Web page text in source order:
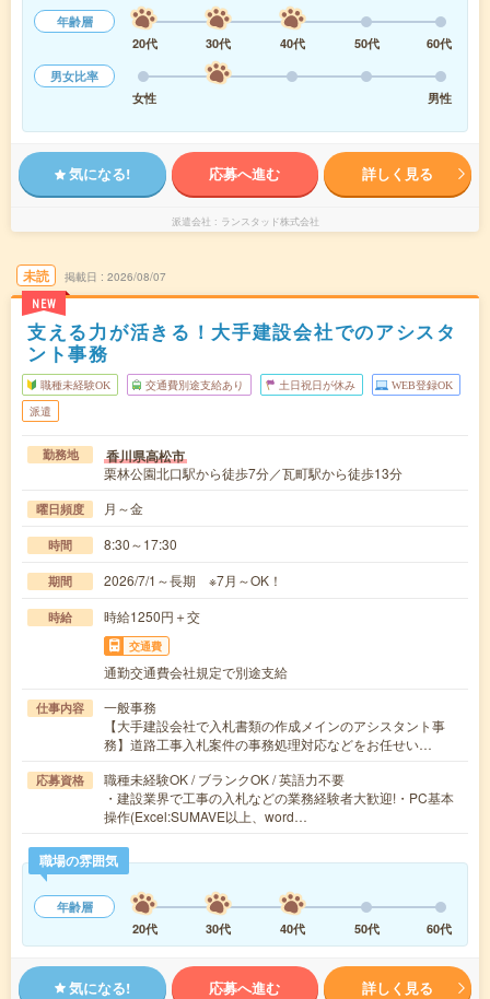
年齢層
20代
30代 40代 50代
60代
男女比率
女性
男性
気になる! 応募へ進む 詳しく見る
派遣会社 ランスタッド株式会社
未読
NEW
掲載日 2026/08/07
支える力が活きる！大手建設会社でのアシスタ
ント事務
職種未経験OK 交通費別途支給あり 土日祝日が休み WEB登録OK
派遣
勤務地 香川県高松市
栗林公園北口駅から徒歩7分／瓦町駅から徒歩13分
曜日頻度 月～金
時間 8:30～17:30
期間 2026/7/1～長期 ※7月～OK！
時給 時給1250円＋交
交通費
通勤交通費会社規定で別途支給
仕事内容
一般事務
【大手建設会社で入札書類の作成メインのアシスタント事
務】道路工事入札案件の事務処理対応などをお任せい…
応募資格
職種未経験OK / ブランクOK / 英語力不要
・建設業界で工事の入札などの業務経験者大歓迎!・PC基本
操作(Excel:SUMAVE以上、word…
職場の雰囲気
年齢層
20代
30代 40代 50代 60代
気になる! 応募へ進む 詳しく見る